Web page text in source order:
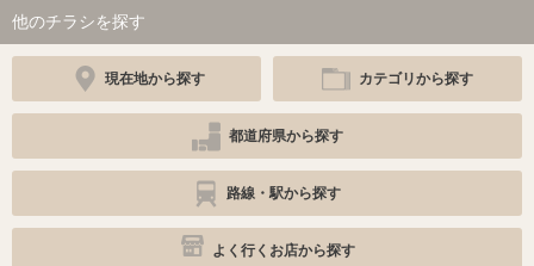
他のチラシを探す
現在地から探す カテゴリから探す
都道府県から探す
路線・駅から探す
よく行くお店から探す